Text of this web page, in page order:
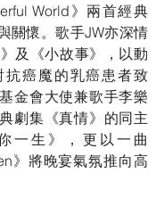
World》兩首經典
關懷。歌手JW亦深情
及《小故事》，以動
抗癌魔的乳癌患者致
金會大使兼歌手李樂
劇集《真情》的同主
一生》，更以一曲
》將晚宴氣氛推向高